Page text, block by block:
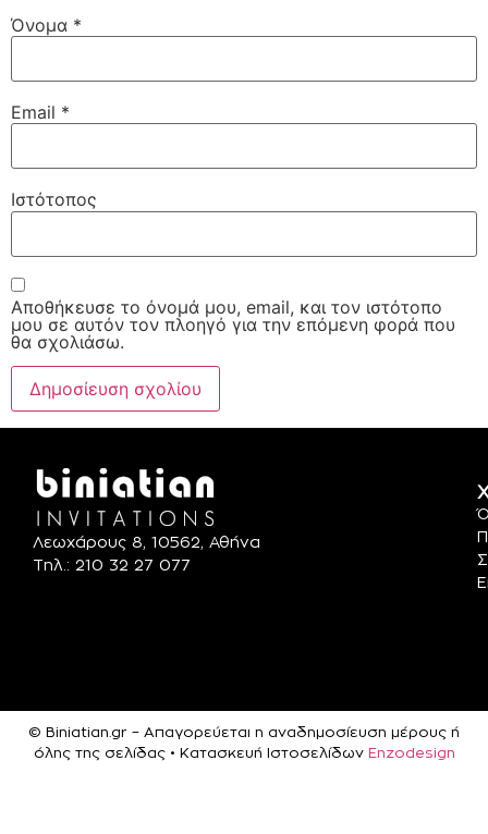
Όνομα *
Email *
Ιστότοπος
Αποθήκευσε το όνομά μου, email, και τον ιστότοπο
μου σε αυτόν τον πλοηγό για την επόμενη φορά που
θα σχολιάσω.
Λεωχάρους 8, 10562, Αθήνα
Τηλ.: 210 32 27 077
© Biniatian.gr – Απαγορεύεται η αναδημοσίευση μέρους ή
όλης της σελίδας • Κατασκευή Ιστοσελίδων Enzodesign